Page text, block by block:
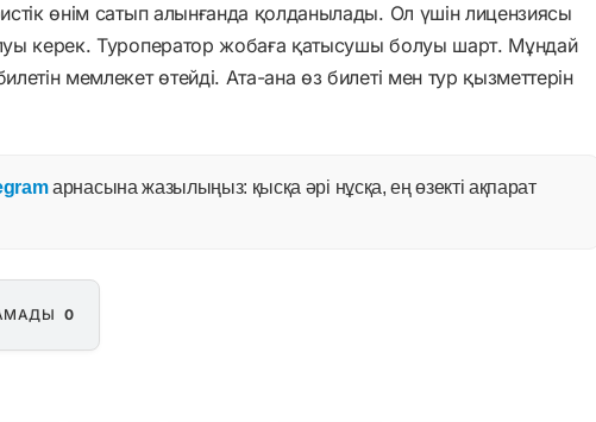
өнім сатып алынғанда қолданылады. Ол үшін лицензиясы
керек. Туроператор жобаға қатысушы болуы шарт. Мұндай
мемлекет өтейді. Ата-ана өз билеті мен тур қызметтерін
арнасына жазылыңыз: қысқа әрі нұсқа, ең өзекті ақпарат
0